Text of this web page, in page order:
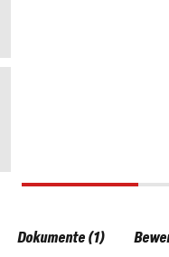
Dokumente (1)